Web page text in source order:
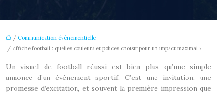
/ Communication événementielle
/ Affiche football : quelles couleurs et polices choisir pour un impact maximal ?
Un visuel de football réussi est bien plus qu’une simple
annonce d’un événement sportif. C’est une invitation, une
promesse d’excitation, et souvent la première impression que